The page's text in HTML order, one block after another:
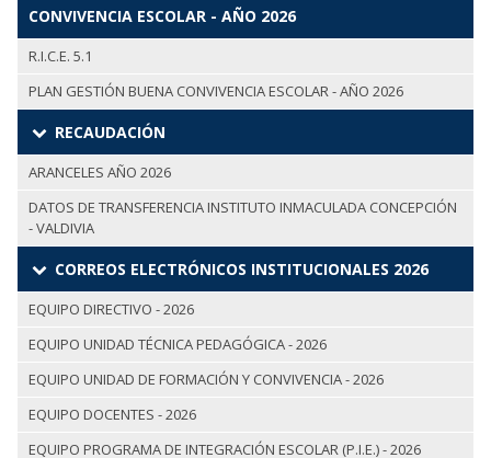
CONVIVENCIA ESCOLAR - AÑO 2026
R.I.C.E. 5.1
PLAN GESTIÓN BUENA CONVIVENCIA ESCOLAR - AÑO 2026
RECAUDACIÓN
ARANCELES AÑO 2026
DATOS DE TRANSFERENCIA INSTITUTO INMACULADA CONCEPCIÓN
- VALDIVIA
CORREOS ELECTRÓNICOS INSTITUCIONALES 2026
EQUIPO DIRECTIVO - 2026
EQUIPO UNIDAD TÉCNICA PEDAGÓGICA - 2026
EQUIPO UNIDAD DE FORMACIÓN Y CONVIVENCIA - 2026
EQUIPO DOCENTES - 2026
EQUIPO PROGRAMA DE INTEGRACIÓN ESCOLAR (P.I.E.) - 2026